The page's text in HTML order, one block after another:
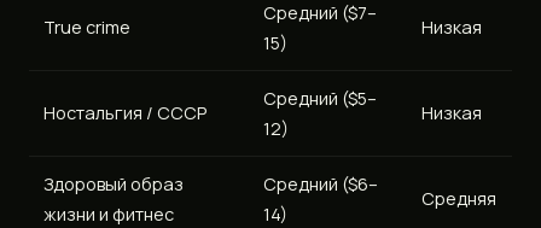
True crime
Средний ($7–
15)
Низкая
Ностальгия / СССР
Средний ($5–
12)
Низкая
Здоровый образ
жизни и фитнес
Средний ($6–
14)
Средняя